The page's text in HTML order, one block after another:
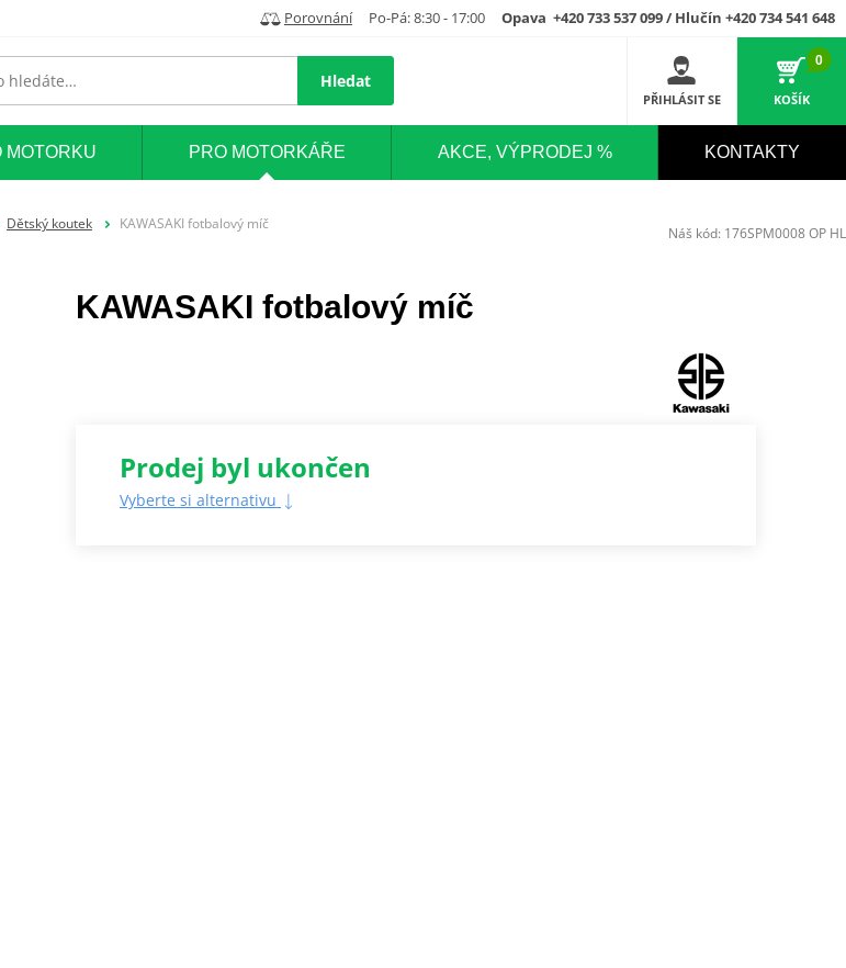
Porovnání Po-Pá: 8:30 - 17:00 Opava +420 733 537 099 / Hlučín +420 734 541 648
Hledat
PŘIHLÁSIT SE
0
KOŠÍK
MOTORKU PRO MOTORKÁŘE AKCE, VÝPRODEJ % KONTAKTY
Dětský koutek KAWASAKI fotbalový míč
KAWASAKI fotbalový míč
Prodej byl ukončen
Vyberte si alternativu
Náš kód: 176SPM0008 OP HL